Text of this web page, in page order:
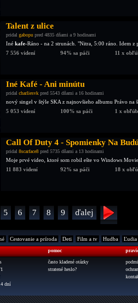
Talent z ulice
pridal gabopu pred 4835 dňami a 9 hodinami
Iné kafe-Ráno - na 2 strunách. "Nitra, 5:00 ráno. Idem
7 556 videní
94% sa páči 11 x
Iné Kafé - Ani minútu
pridal charliesvk pred 5543 dňami a 16 hodinami
nový singel v štýle SKA z najnovšieho albumu Právo na
5 053 videní
100% sa páči 1 x
Call Of Duty 4 - Spomienky Na
pridal 8scarface8 pred 5735 dňami a 13 hodinami
Moje prvé video, ktoré som robil ešte vo Windows
11 883 videní
92% sa páči 18 x
5 6 7 8 9 ďalej
Cestovanie a príroda Deti Film a tv Hudba Ľudia
dní
pomoc
často kladené otázky
stratené heslo?